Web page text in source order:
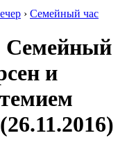
› Семейный час
Семейный
и